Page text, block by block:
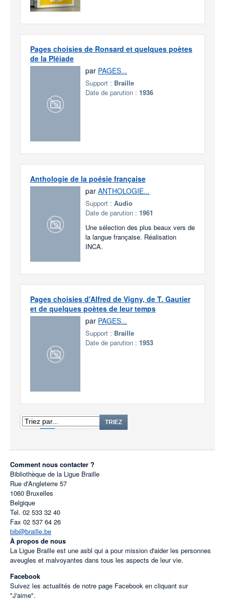
Pages choisies de Ronsard et quelques poètes
de la Pléiade
par PAGES...
Support : Braille
Date de parution : 1936
Anthologie de la poésie française
par ANTHOLOGIE...
Support : Audio
Date de parution : 1961
Une sélection des plus beaux vers de
la langue française. Réalisation
INCA.
Pages choisies d'Alfred de Vigny, de T. Gautier
et de quelques poètes de leur temps
par PAGES...
Support : Braille
Date de parution : 1953
1 TRIEZ
Comment nous contacter ?
Bibliothèque de la Ligue Braille
Rue d'Angleterre 57
1060 Bruxelles
Belgique
Tel. 02 533 32 40
Fax 02 537 64 26
bib@braille.be
À propos de nous
La Ligue Braille est une asbl qui a pour mission d'aider les personnes
aveugles et malvoyantes dans tous les aspects de leur vie.
Facebook
Suivez les actualités de notre page Facebook en cliquant sur
"J'aime".